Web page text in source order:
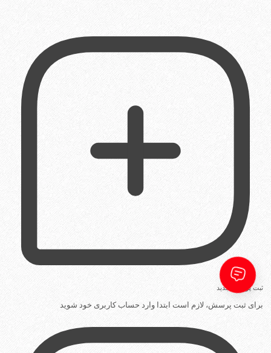
ثبت پرسش جدید
برای ثبت پرسش، لازم است ابتدا وارد حساب کاربری خود شوید